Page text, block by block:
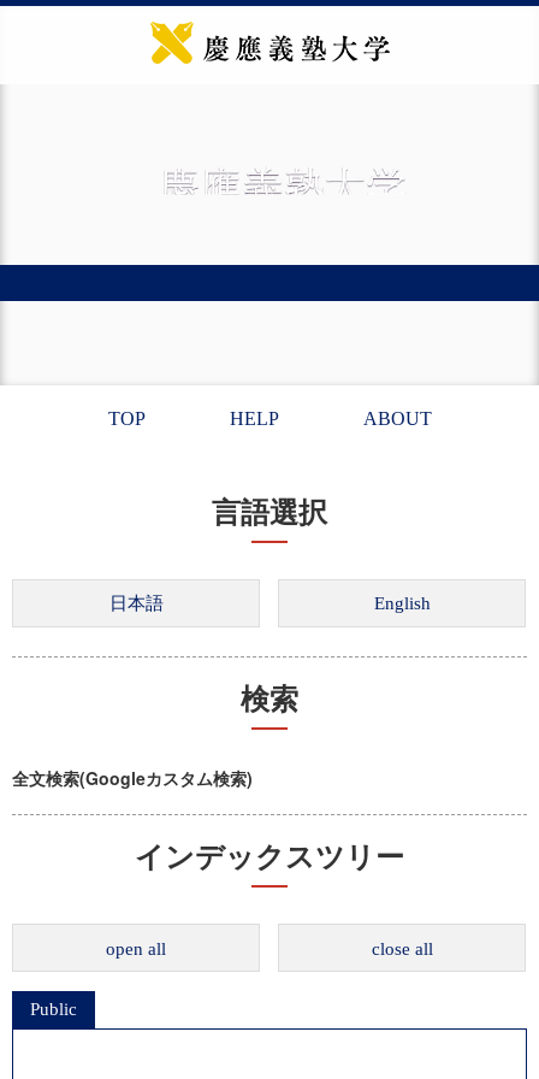
TOP HELP ABOUT
言語選択
検索
全文検索(Googleカスタム検索)
インデックスツリー
open all close all
Public